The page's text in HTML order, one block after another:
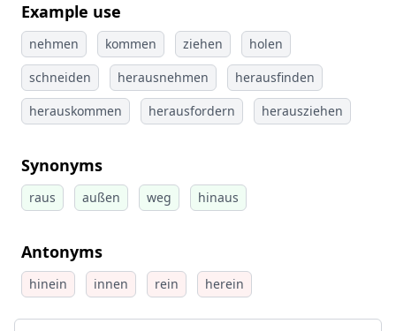
Example use
nehmen kommen ziehen
holen
schneiden
herausnehmen
herausfinden
herauskommen
herausfordern herausziehen
Synonyms
raus außen weg hinaus
Antonyms
hinein innen rein herein